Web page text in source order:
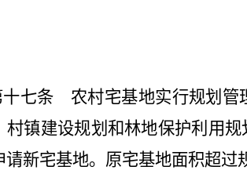
十七条 农村宅基地实行规划管
村镇建设规划和林地保护利用
请新宅基地。原宅基地面积超